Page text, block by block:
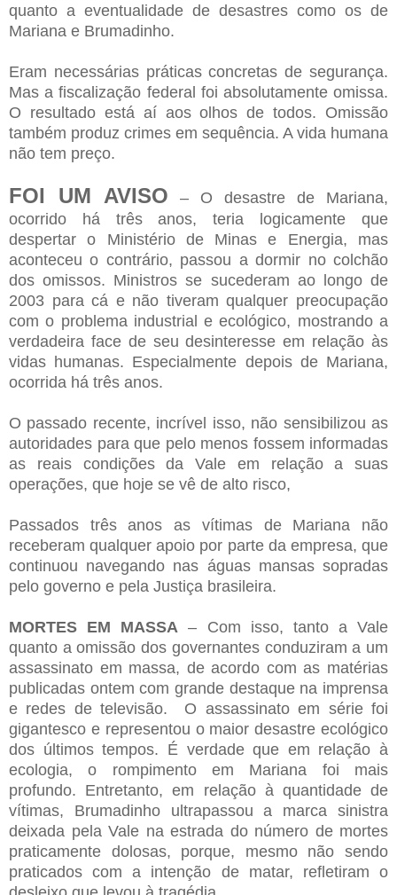
quanto a eventualidade de desastres como os de
Mariana e Brumadinho.
Eram necessárias práticas concretas de segurança.
Mas a fiscalização federal foi absolutamente omissa.
O resultado está aí aos olhos de todos. Omissão
também produz crimes em sequência. A vida humana
não tem preço.
FOI UM AVISO – O desastre de Mariana,
ocorrido há três anos, teria logicamente que
despertar o Ministério de Minas e Energia, mas
aconteceu o contrário, passou a dormir no colchão
dos omissos. Ministros se sucederam ao longo de
2003 para cá e não tiveram qualquer preocupação
com o problema industrial e ecológico, mostrando a
verdadeira face de seu desinteresse em relação às
vidas humanas. Especialmente depois de Mariana,
ocorrida há três anos.
O passado recente, incrível isso, não sensibilizou as
autoridades para que pelo menos fossem informadas
as reais condições da Vale em relação a suas
operações, que hoje se vê de alto risco,
Passados três anos as vítimas de Mariana não
receberam qualquer apoio por parte da empresa, que
continuou navegando nas águas mansas sopradas
pelo governo e pela Justiça brasileira.
MORTES EM MASSA – Com isso, tanto a Vale
quanto a omissão dos governantes conduziram a um
assassinato em massa, de acordo com as matérias
publicadas ontem com grande destaque na imprensa
e redes de televisão. O assassinato em série foi
gigantesco e representou o maior desastre ecológico
dos últimos tempos. É verdade que em relação à
ecologia, o rompimento em Mariana foi mais
profundo. Entretanto, em relação à quantidade de
vítimas, Brumadinho ultrapassou a marca sinistra
deixada pela Vale na estrada do número de mortes
praticamente dolosas, porque, mesmo não sendo
praticados com a intenção de matar, refletiram o